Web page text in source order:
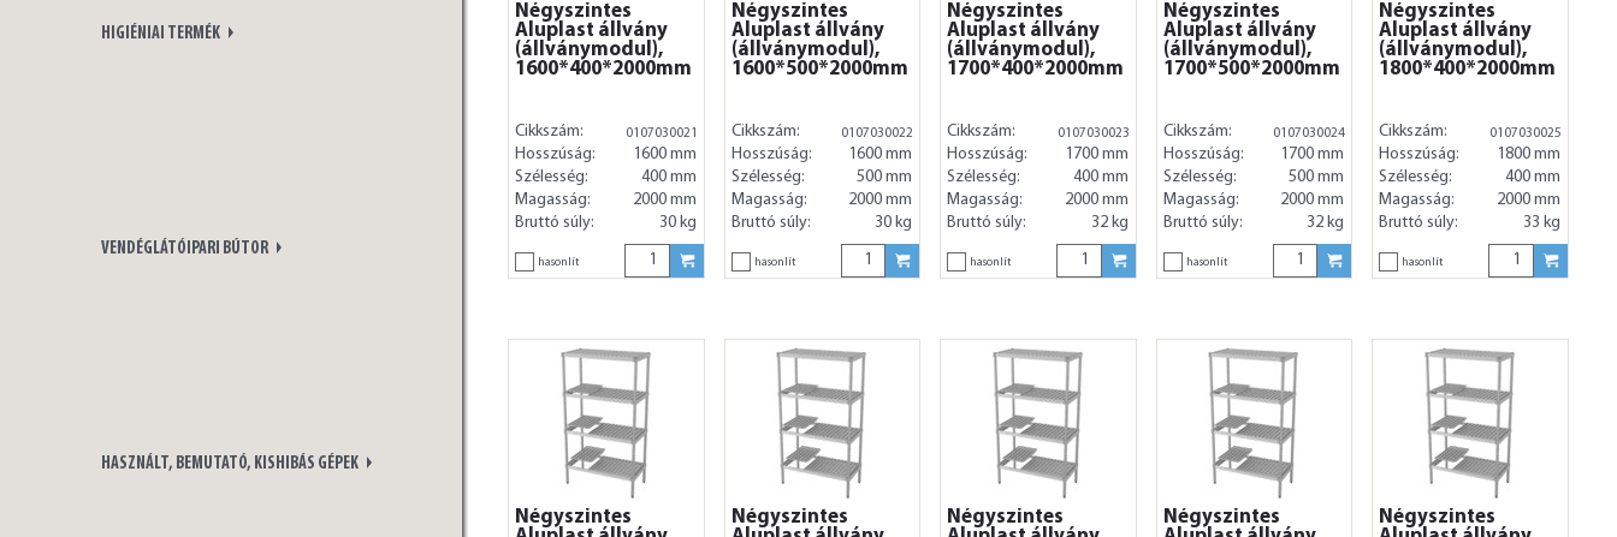
HIGIÉNIAI TERMÉK
VENDÉGLÁTÓIPARI BÚTOR
HASZNÁLT, BEMUTATÓ, KISHIBÁS GÉPEK
Négyszintes
Aluplast állvány
(állványmodul),
1600*400*2000mm
Cikkszám: 0107030021
Hosszúság:
1600 mm
Szélesség:
400 mm
Magasság:
2000 mm
Bruttó súly:
30 kg
hasonlít
Négyszintes
Aluplast állvány
(állványmodul),
1600*500*2000mm
Cikkszám: 0107030022
Hosszúság:
1600 mm
Szélesség:
500 mm
Magasság:
2000 mm
Bruttó súly:
30 kg
hasonlít
Négyszintes
Aluplast állvány
(állványmodul),
1700*400*2000mm
Cikkszám: 0107030023
Hosszúság:
1700 mm
Szélesség:
400 mm
Magasság:
2000 mm
Bruttó súly:
32 kg
hasonlít
Négyszintes
Aluplast állvány
(állványmodul),
1700*500*2000mm
Cikkszám: 0107030024
Hosszúság:
1700 mm
Szélesség:
500 mm
Magasság:
2000 mm
Bruttó súly:
32 kg
hasonlít
Négyszintes
Aluplast állvány
(állványmodul),
1800*400*2000mm
Cikkszám: 0107030025
Hosszúság:
1800 mm
Szélesség:
400 mm
Magasság:
2000 mm
Bruttó súly:
33 kg
hasonlít
Négyszintes
Négyszintes
Négyszintes
Négyszintes
Négyszintes